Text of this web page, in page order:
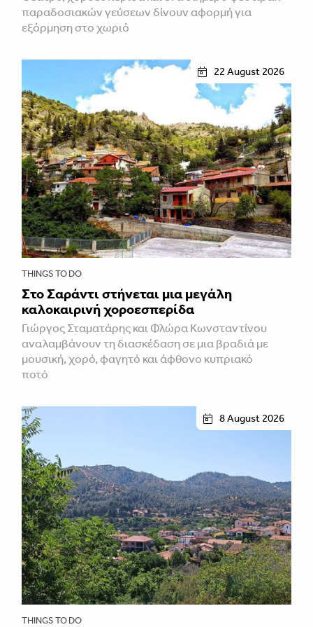
παραδοσιακών γεύσεων δίνουν αφορμή για
εξόρμηση στο χωριό
22 August 2026
THINGS TO DO
Στο Σαράντι στήνεται μια μεγάλη
καλοκαιρινή χοροεσπερίδα
Γιώργος Σταματάρης και Φλώρα Κωνσταντίνου
αναλαμβάνουν τη διασκέδαση σε μια βραδιά με
μουσική, χορό, φαγητό και άφθονο κυπριακό
ποτό
8 August 2026
THINGS TO DO